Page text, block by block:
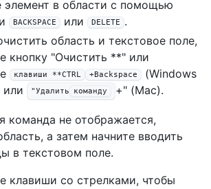
элемент в области с помощью
BACKSPACE или DELETE
.
область и текстовое поле,
кнопку "Очистить **" или
клавиши **CTRL +Backspace
(Windows
или
"Удалить команду +" (Mac).
команда не отображается,
а затем начните вводить
в текстовом поле.
клавиши со стрелками, чтобы